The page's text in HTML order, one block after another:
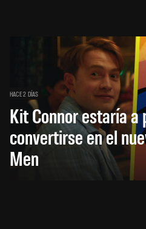
HACE 2 DÍAS
Kit Connor estaría a
convertirse en el
Men